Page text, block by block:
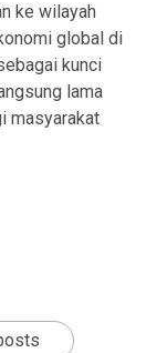
ke wilayah
global di
kunci
lama
masyarakat